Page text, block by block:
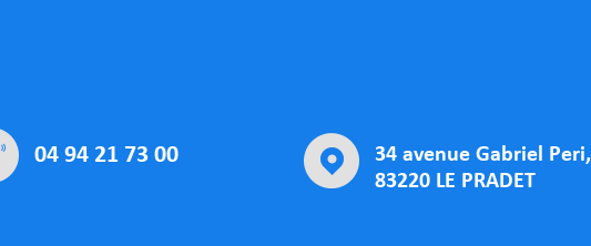
04 94 21 73 00
34 avenue Gabriel Peri,
83220 LE PRADET